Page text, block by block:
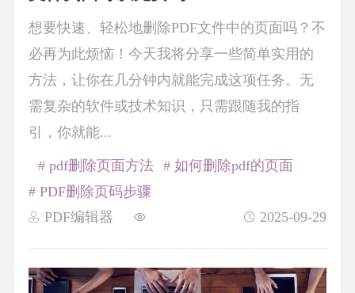
想要快速、轻松地删除PDF文件中的页面吗？不
必再为此烦恼！今天我将分享一些简单实用的
方法，让你在几分钟内就能完成这项任务。无
需复杂的软件或技术知识，只需跟随我的指
引，你就能...
PDF编辑器 2025-09-29
# pdf删除页面方法
# 如何删除pdf的页面
# PDF删除页码步骤